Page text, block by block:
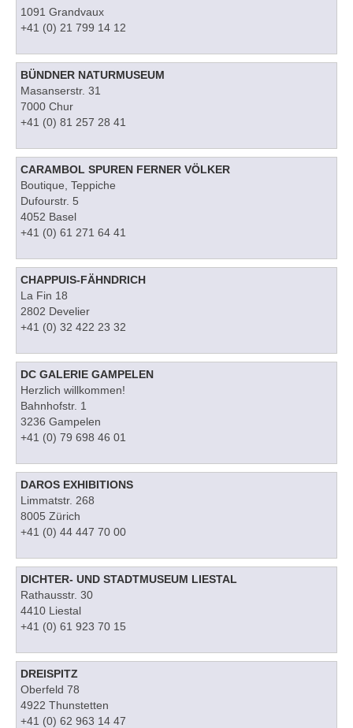
1091 Grandvaux
+41 (0) 21 799 14 12
BÜNDNER NATURMUSEUM
Masanserstr. 31
7000 Chur
+41 (0) 81 257 28 41
CARAMBOL SPUREN FERNER VÖLKER
Boutique, Teppiche
Dufourstr. 5
4052 Basel
+41 (0) 61 271 64 41
CHAPPUIS-FÄHNDRICH
La Fin 18
2802 Develier
+41 (0) 32 422 23 32
DC GALERIE GAMPELEN
Herzlich willkommen!
Bahnhofstr. 1
3236 Gampelen
+41 (0) 79 698 46 01
DAROS EXHIBITIONS
Limmatstr. 268
8005 Zürich
+41 (0) 44 447 70 00
DICHTER- UND STADTMUSEUM LIESTAL
Rathausstr. 30
4410 Liestal
+41 (0) 61 923 70 15
DREISPITZ
Oberfeld 78
4922 Thunstetten
+41 (0) 62 963 14 47